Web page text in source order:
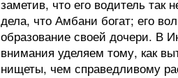
заметив, что его водитель так
дела, что Амбани богат; его
образование своей дочери. В
внимания уделяем тому, как
нищеты, чем справедливому